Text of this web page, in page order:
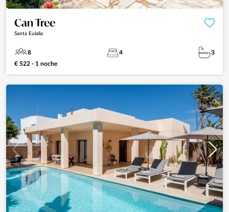
Can Tree
Santa Eulalia
8 4
3
€ 522 - 1 noche